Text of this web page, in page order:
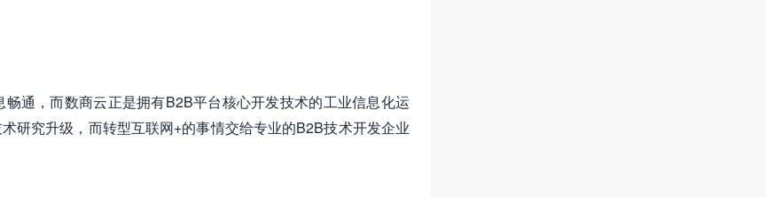
通，而数商云正是拥有B2B平台核心开发技术的工业信息化运
研究升级，而转型互联网+的事情交给专业的B2B技术开发企业